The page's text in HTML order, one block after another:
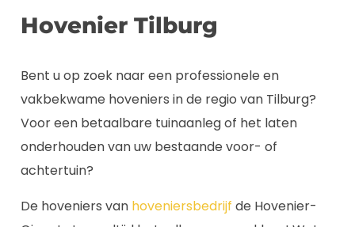
Hovenier Tilburg
Bent u op zoek naar een professionele en
vakbekwame hoveniers in de regio van Tilburg?
Voor een betaalbare tuinaanleg of het laten
onderhouden van uw bestaande voor- of
achtertuin?
De hoveniers van hoveniersbedrijf de Hovenier-